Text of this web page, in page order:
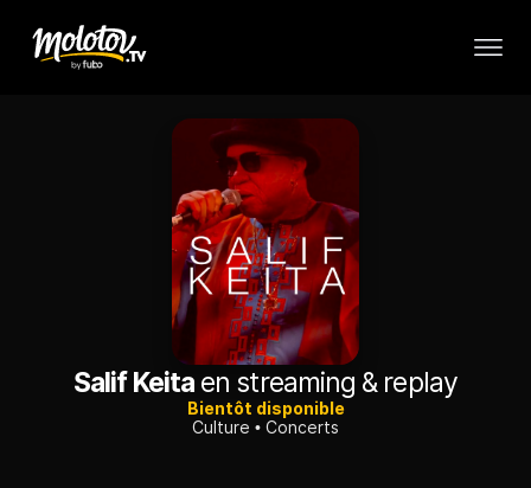
Salif Keita en streaming & replay
Bientôt disponible
Culture
Concerts